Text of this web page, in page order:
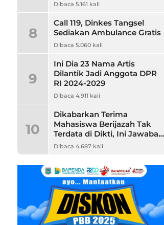
Dibaca 5.161 kali
8
Call 119, Dinkes Tangsel
Sediakan Ambulance Gratis
Dibaca 5.060 kali
9
Ini Dia 23 Nama Artis
Dilantik Jadi Anggota DPR
RI 2024-2029
Dibaca 4.911 kali
10
Dikabarkan Terima
Mahasiswa Berijazah Tak
Terdata di Dikti, Ini Jawaban
Unpam
Dibaca 4.687 kali